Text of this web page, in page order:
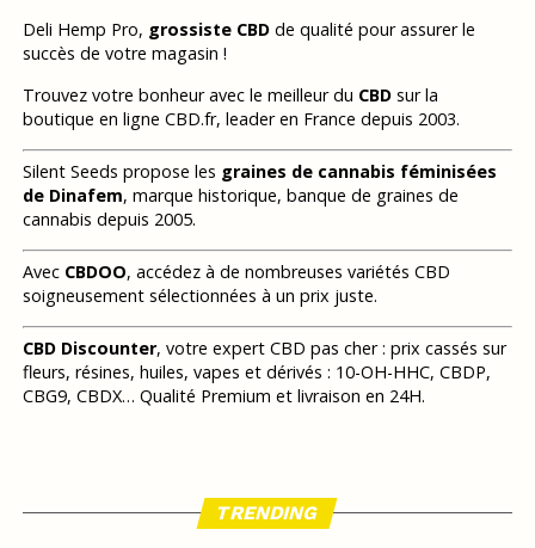
Deli Hemp Pro, grossiste CBDde qualité pour assurer le
succès de votre magasin !
Trouvez votre bonheur avec le meilleur du CBDsur la
boutique en ligne CBD.fr, leader en France depuis 2003.
Silent Seeds propose les graines de cannabis féminisées
de Dinafem, marque historique, banque de graines de
cannabis depuis 2005.
Avec CBDOO, accédez à de nombreuses variétés CBD
soigneusement sélectionnées à un prix juste.
CBD Discounter, votre expert CBD pas cher : prix cassés sur
fleurs, résines, huiles, vapes et dérivés : 10-OH-HHC, CBDP,
CBG9, CBDX… Qualité Premium et livraison en 24H.
TRENDING